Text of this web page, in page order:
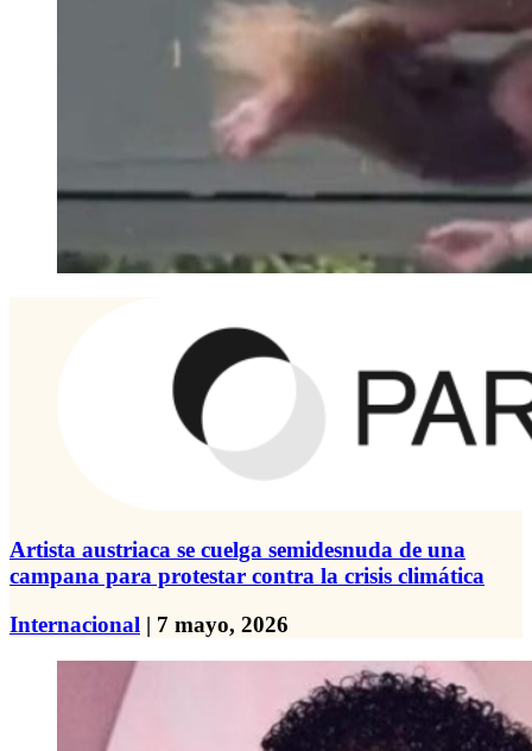
Artista austriaca se cuelga semidesnuda de una
campana para protestar contra la crisis climática
Internacional | 7 mayo, 2026